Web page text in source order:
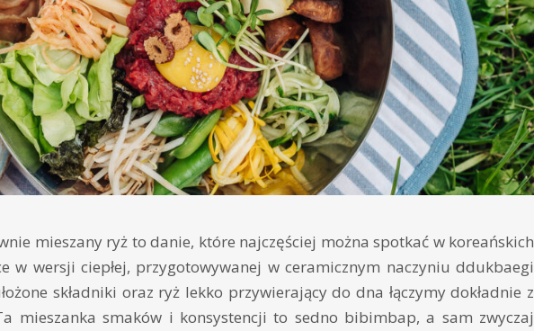
mieszany ryż to danie, które najczęściej można spotkać w koreańskich
w wersji ciepłej, przygotowywanej w ceramicznym naczyniu ddukbaegi
składniki oraz ryż lekko przywierający do dna łączymy dokładnie z
mieszanka smaków i konsystencji to sedno bibimbap, a sam zwyczaj